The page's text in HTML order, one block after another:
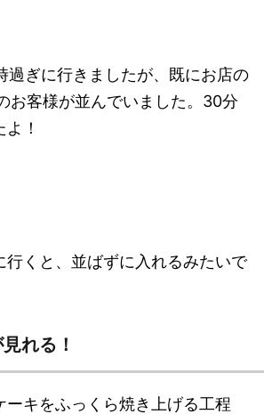
過ぎに行きましたが、既にお店の
お客様が並んでいました。30分
！
行くと、並ばずに入れるみたいで
れる！
ーキをふっくら焼き上げる工程